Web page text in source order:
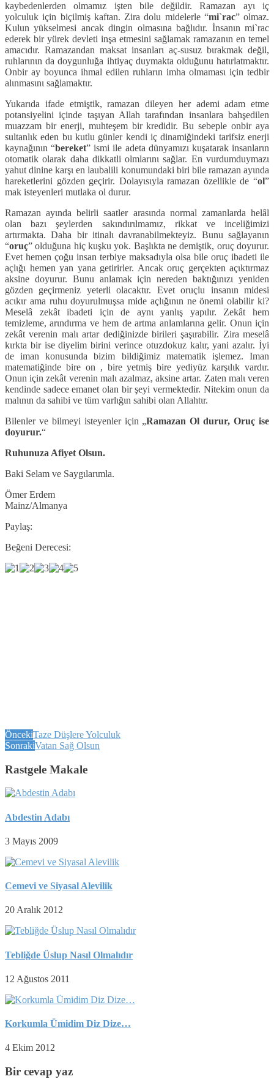
kaybedenlerden olmamιz işten bile değildir. Ramazan ayι iç
yolculuk için biçilmiş kaftan. Zira dolu midelerle “mi`rac” olmaz.
Kulun yükselmesi ancak dingin olmasιna bağlιdιr. İnsanιn mi`rac
ederek bir yürek devleti inşa etmesini sağlamak ramazanιn en temel
amacιdιr. Ramazandan maksat insanlarι aç-susuz bιrakmak değil,
ruhlarιnιn da doygunluğa ihtiyaç duymakta olduğunu hatιrlatmaktιr.
Onbir ay boyunca ihmal edilen ruhlarιn imha olmamasι için tedbir
alιnmasιnι sağlamaktιr.
Yukarιda ifade etmiştik, ramazan dileyen her ademi adam etme
potansiyelini içinde taşιyan Allah tarafιndan insanlara bahşedilen
muazzam bir enerji, muhteşem bir kredidir. Bu sebeple onbir aya
sultanlιk eden bu kutlu günler kendi iç dinamiğindeki tarifsiz enerji
kaynağιnιn “bereket” ismi ile adeta dünyamιzι kuşatarak insanlarιn
otomatik olarak daha dikkatli olmlarιnι sağlar. En vurdumduymazι
yahut dinine karşι en laubalili konumundaki biri bile ramazan ayιnda
hareketlerini gözden geçirir. Dolayιsιyla ramazan özellikle de “ol”
mak isteyenleri mutlaka ol durur.
Ramazan ayιnda belirli saatler arasιnda normal zamanlarda helâl
olan bazι şeylerden sakιndιrιlmamιz, rikkat ve inceliğimizi
artιrmakta. Daha bir itinalι davranabilmekteyiz. Bunu sağlayanιn
“oruç” olduğuna hiç kuşku yok. Başlιkta ne demiştik, oruç doyurur.
Evet hemen çoğu insan terbiye maksadιyla olsa bile oruç ibadeti ile
açlιğι hemen yan yana getirirler. Ancak oruç gerçekten açιktιrmaz
aksine doyurur. Bunu anlamak için nereden baktιğιnιzι yeniden
gözden geçirmeniz yeterli olacaktιr. Evet oruçlu insanιn midesi
acιkιr ama ruhu doyurulmuşsa mide açlιğιnιn ne önemi olabilir ki?
Meselâ zekât ibadeti için de aynι yanlιş yapιlιr. Zekât hem
temizleme, arιndιrma ve hem de artma anlamlarιna gelir. Onun için
zekât verenin malι artar dediğinizde birileri şaşιrabilir. Zira meselâ
kιrkta bir ise diyelim birini verince otuzdokuz kalιr, yani azalιr. İyi
de iman konusunda bizim bildiğimiz matematik işlemez. Iman
matematiğinde bire on , bire yetmiş bire yediyüz karşιlιk vardιr.
Onun için zekât verenin malι azalmaz, aksine artar. Zaten malι veren
kendinde sadece emanet olan bir şeyi vermektedir. Nitekim onun da
malιnιn da sahibi ve tüm varlιğιn sahibi olan Allahtιr.
Bilenler ve bilmeyi isteyenler için „Ramazan Ol durur, Oruç ise
doyurur.“
Ruhunuza Afiyet Olsun.
Baki Selam ve Saygιlarιmla.
Ömer Erdem
Mainz/Almanya
Paylaş:
Beğeni Derecesi:
ÖncekiTaze Düşlere Yolculuk
SonrakiVatan Sağ Olsun
Rastgele Makale
Abdestin Adabı
3 Mayıs 2009
Cemevi ve Siyasal Alevilik
20 Aralık 2012
Tebliğde Üslup Nasıl Olmalıdır
12 Ağustos 2011
Korkumla Ümidim Diz Dize…
4 Ekim 2012
Bir cevap yaz